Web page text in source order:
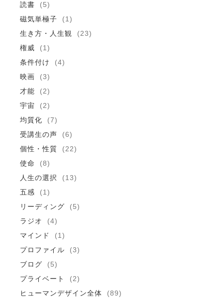
読書
(5)
磁気単極子
(1)
生き方・人生観
(23)
権威
(1)
条件付け
(4)
映画
(3)
才能
(2)
宇宙
(2)
均質化
(7)
受講生の声
(6)
個性・性質
(22)
使命
(8)
人生の選択
(13)
五感
(1)
リーディング
(5)
ラジオ
(4)
マインド
(1)
プロファイル
(3)
ブログ
(5)
プライベート
(2)
ヒューマンデザイン全体
(89)